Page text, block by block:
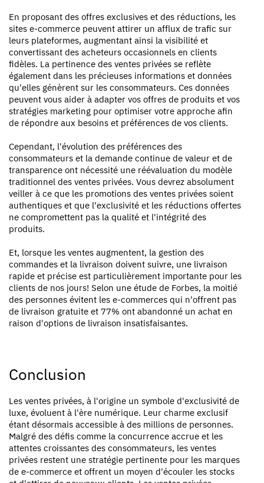
En proposant des offres exclusives et des réductions, les
sites e-commerce peuvent attirer un afflux de trafic sur
leurs plateformes, augmentant ainsi la visibilité et
convertissant des acheteurs occasionnels en clients
fidèles. La pertinence des ventes privées se reflète
également dans les précieuses informations et données
qu'elles génèrent sur les consommateurs. Ces données
peuvent vous aider à adapter vos offres de produits et vos
stratégies marketing pour optimiser votre approche afin
de répondre aux besoins et préférences de vos clients.
Cependant, l'évolution des préférences des
consommateurs et la demande continue de valeur et de
transparence ont nécessité une réévaluation du modèle
traditionnel des ventes privées. Vous devrez absolument
veiller à ce que les promotions des ventes privées soient
authentiques et que l'exclusivité et les réductions offertes
ne compromettent pas la qualité et l'intégrité des
produits.
Et, lorsque les ventes augmentent, la gestion des
commandes et la livraison doivent suivre, une livraison
rapide et précise est particulièrement importante pour les
clients de nos jours! Selon une étude de Forbes, la moitié
des personnes évitent les e-commerces qui n'offrent pas
de livraison gratuite et 77% ont abandonné un achat en
raison d'options de livraison insatisfaisantes.
Conclusion
Les ventes privées, à l'origine un symbole d'exclusivité de
luxe, évoluent à l'ère numérique. Leur charme exclusif
étant désormais accessible à des millions de personnes.
Malgré des défis comme la concurrence accrue et les
attentes croissantes des consommateurs, les ventes
privées restent une stratégie pertinente pour les marques
de e-commerce et offrent un moyen d'écouler les stocks